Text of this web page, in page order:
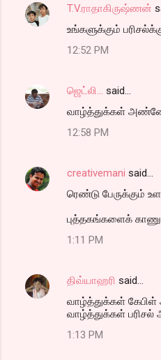
T.V.ராதாகிருஷ்ணன்
உங்களுக்கும்
12:52 PM
ஜெட்லி...
said…
வாழ்த்துக்கள்
12:58 PM
creativemani said…
ரெண்டு பேருக்கும்
புத்தகங்களைக்
1:11 PM
திவ்யாஹரி said…
வாழ்த்துக்கள்
வாழ்த்துக்கள்
1:13 PM